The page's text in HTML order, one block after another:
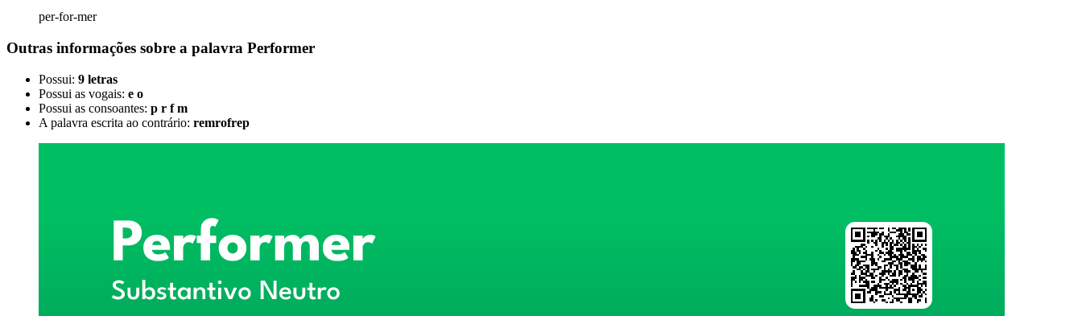
per-for-mer
Outras informações sobre a palavra Performer
Possui: 9 letras
Possui as vogais: e o
Possui as consoantes: p r f m
A palavra escrita ao contrário: remrofrep